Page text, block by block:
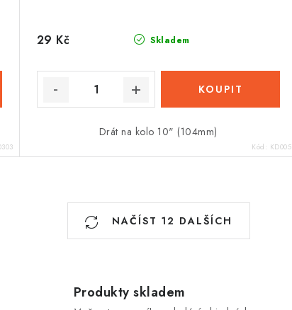
Skladem
29 Kč
Drát na kolo 10" (104mm)
Kód: KD005
NAČÍST 12 DALŠÍCH
Produkty skladem